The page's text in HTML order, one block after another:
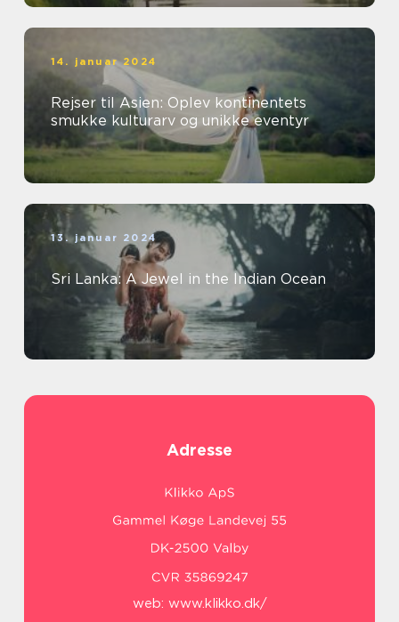
14. januar 2024
Rejser til Asien: Oplev kontinentets
smukke kulturarv og unikke eventyr
13. januar 2024
Sri Lanka: A Jewel in the Indian Ocean
Adresse
web: www.klikko.dk/